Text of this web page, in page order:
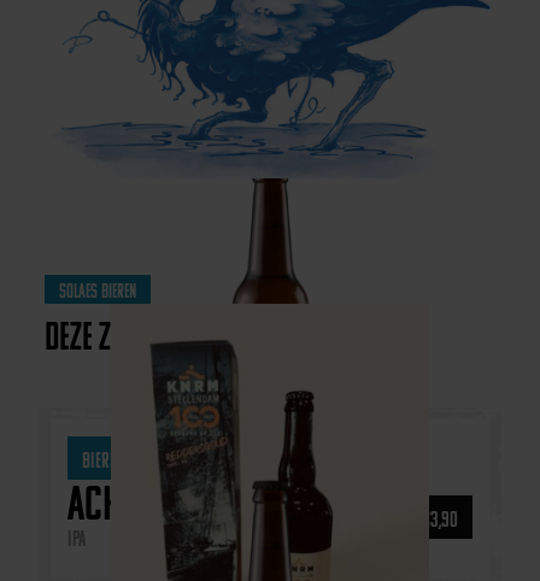
Solaes bieren
Deze zijn ook heel lekker
Bieren Core Range
Achtgemeten
IPA
€3,90